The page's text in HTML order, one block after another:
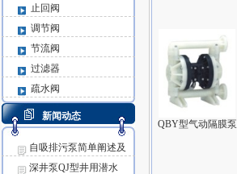
止回阀
调节阀
节流阀
过滤器
疏水阀
新闻动态
自吸排污泵简单阐述及
深井泵QJ型井用潜水
QBY型气动隔膜泵